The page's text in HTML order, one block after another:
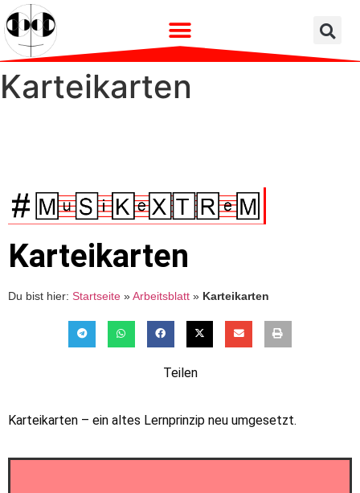
Karteikarten
Karteikarten
Du bist hier: Startseite » Arbeitsblatt » Karteikarten
Teilen
Karteikarten – ein altes Lernprinzip neu umgesetzt.